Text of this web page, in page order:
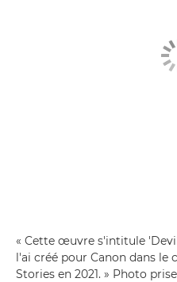
« Cette œuvre s'intitule
l'ai créé pour Canon dans le
Stories en 2021. » Photo